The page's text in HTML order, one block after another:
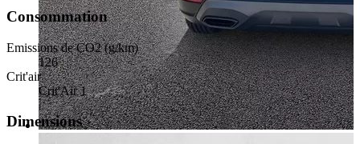
Consommation
Emissions de CO2 (g/km)
126
Crit'air
Crit'Air 1
Dimensions